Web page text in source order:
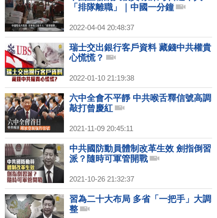
「排隊離職」｜中國一分鐘
2022-04-04 20:48:37
瑞士交出銀行客戶資料 藏錢中共權貴
心慌慌？
2022-01-10 21:19:38
六中全會不平靜 中共喉舌釋信號高調
敲打曾慶紅
2021-11-09 20:45:11
中共國防動員體制改革生效 劍指倒習
派？隨時可軍管開戰
2021-10-26 21:32:37
習為二十大布局 多省「一把手」大調
整